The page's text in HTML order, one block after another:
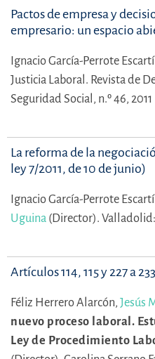
Pactos de empresa y
empresario: un espacio
Ignacio García-Perrote
Justicia Laboral. Revista de
Seguridad Social, n.º 46, 2011
La reforma de la
ley 7/2011, de 10 de junio)
Ignacio García-Perrote
Uguina (Director). Valladolid:
Artículos 114, 115 y 227 a 233
Féliz Herrero Alarcón, Jesús
nuevo proceso laboral.
Ley de Procedimiento